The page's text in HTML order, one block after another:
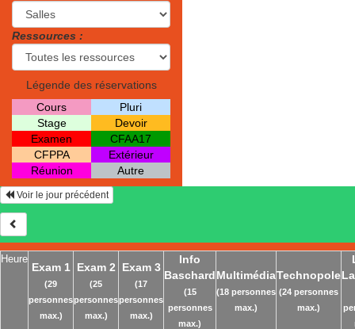
Ressources :
Légende des réservations
Cours
Pluri
Stage
Devoir
Examen
CFAA17
CFPPA
Extérieur
Réunion
Autre
Voir le jour précédent
Heure
Exam 1
(29
personnes
max.)
Exam 2
(25
personnes
max.)
Exam 3
(17
personnes
max.)
Info
Baschard
(15
personnes
max.)
Multimédia
(18 personnes
max.)
Technopole
(24 personnes
max.)